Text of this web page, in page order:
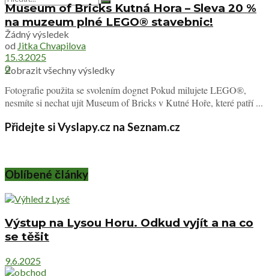
Žádný výsledek
Zobrazit všechny výsledky
Museum of Bricks Kutná Hora – Sleva 20 %
na muzeum plné LEGO® stavebnic!
od Jitka Chvapilova
15.3.2025
0
Fotografie použita se svolením dognet Pokud milujete LEGO®,
nesmíte si nechat ujít Museum of Bricks v Kutné Hoře, které patří ...
Přidejte si Vyslapy.cz na Seznam.cz
Oblíbené články
Výstup na Lysou Horu. Odkud vyjít a na co
se těšit
9.6.2025